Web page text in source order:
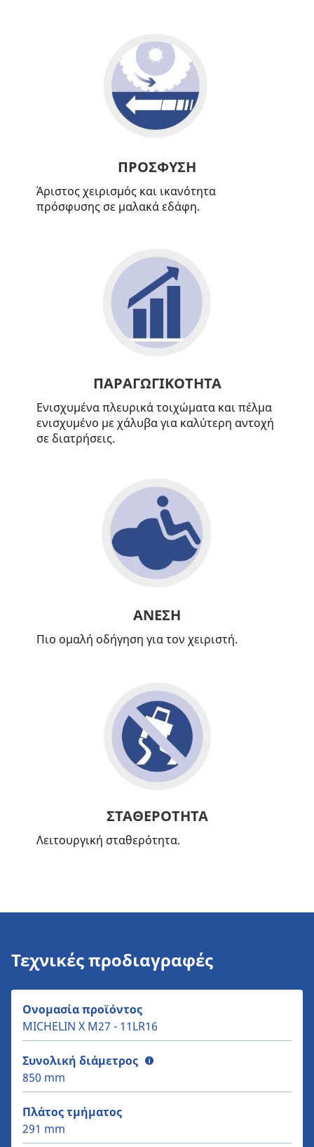
ΠΡΟΣΦΥΣΗ
Άριστος χειρισμός και ικανότητα
πρόσφυσης σε μαλακά εδάφη.
ΠΑΡΑΓΩΓΙΚΟΤΗΤΑ
Ενισχυμένα πλευρικά τοιχώματα και πέλμα
ενισχυμένο με χάλυβα για καλύτερη αντοχή
σε διατρήσεις.
ΑΝΕΣΗ
Πιο ομαλή οδήγηση για τον χειριστή.
ΣΤΑΘΕΡΟΤΗΤΑ
Λειτουργική σταθερότητα.
Τεχνικές προδιαγραφές
Ονομασία προϊόντος
MICHELIN X M27 - 11LR16
Συνολική διάμετρος
850 mm
Πλάτος τμήματος
291 mm